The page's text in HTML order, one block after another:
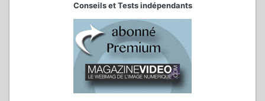
Conseils et Tests indépendants